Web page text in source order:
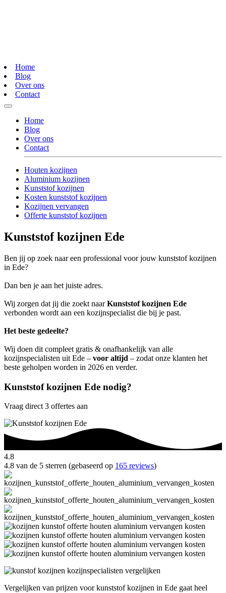
Home
Blog
Over ons
Contact
Home
Blog
Over ons
Contact
Houten kozijnen
Aluminium kozijnen
Kunststof kozijnen
Kosten kunststof kozijnen
Kozijnen vervangen
Offerte kunststof kozijnen
Kunststof kozijnen Ede
Ben jij op zoek naar een professional voor jouw kunststof kozijnen
in Ede?
Dan ben je aan het juiste adres.
Wij zorgen dat jij die zoekt naarKunststof kozijnen Ede
verbonden wordt aan een kozijnspecialist die bij je past.
Het beste gedeelte?
Wij doen dit compleet gratis & onafhankelijk van alle
kozijnspecialisten uit Ede – voor altijd – zodat onze klanten het
beste geholpen worden in 2026 en verder.
Kunststof kozijnen Ede nodig?
Vraag direct 3 offertes aan
4.8
4.8 van de 5 sterren (gebaseerd op 165 reviews)
Vergelijken van prijzen voor kunststof kozijnen in Ede gaat heel